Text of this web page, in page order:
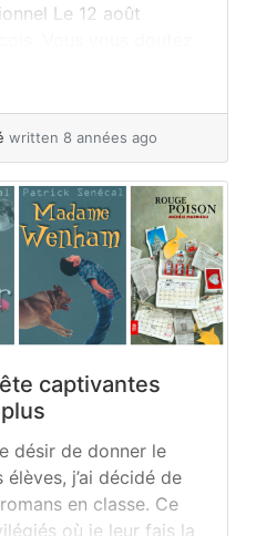
Le 12 août
l’équipe du blogue
et que lorsque
more
written 8 années ago
captivantes
désir de donner le
j’ai décidé de
en classe. Ce
où je leur fais la